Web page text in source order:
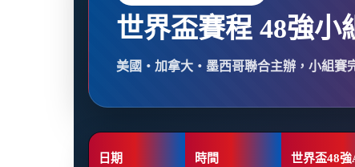
世界盃賽程 48強小
美國・加拿大・墨西哥聯合主辦，小組賽
日期 時間 世界盃48強